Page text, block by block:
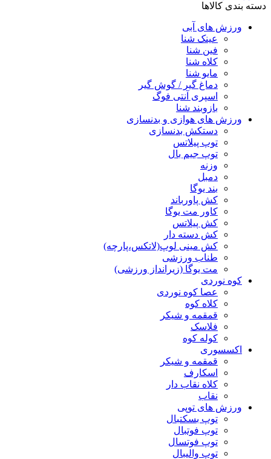
دسته بندی کالاها
ورزش های آبی
عینک شنا
فین شنا
کلاه شنا
مایو شنا
دماغ گیر / گوش گیر
اسپری آنتی فوگ
بازوبند شنا
ورزش های هوازی و بدنسازی
دستکش بدنسازی
توپ پیلاتس
توپ جیم بال
وزنه
دمبل
بند یوگا
کش پاورباند
کاور مت یوگا
کش پیلاتس
کش دسته دار
کش مینی لوپ(لاتکس،پارچه)
طناب ورزشی
مت یوگا (زیرانداز ورزشی)
کوه نوردی
عصا کوه نوردی
کلاه کوه
قمقمه و شیکر
فلاسک
کوله کوه
اکسسوری
قمقمه و شیکر
اسکارف
کلاه نقاب دار
نقاب
ورزش های توپی
توپ بسکتبال
توپ فوتبال
توپ فوتسال
توپ والیبال